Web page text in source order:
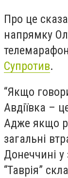
Про це
напрямку
Супротив.
“Якщо
Авдіївка –
Адже якщо
загальні
Донеччині у
“Таврія”